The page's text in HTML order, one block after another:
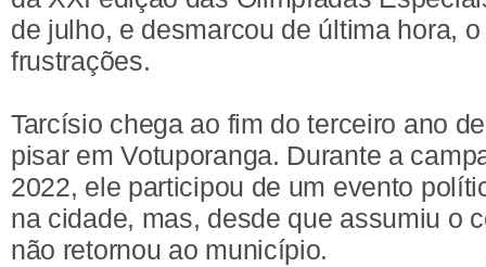
de julho, e desmarcou de última hora,
frustrações.
Tarcísio chega ao fim do terceiro ano
pisar em Votuporanga. Durante a
2022, ele participou de um evento
na cidade, mas, desde que assumiu o
não retornou ao município.